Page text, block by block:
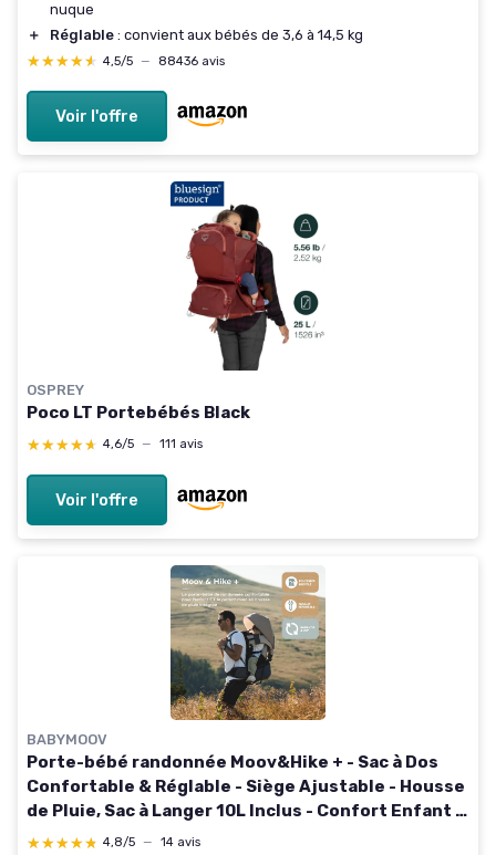
nuque
＋
Réglable : convient aux bébés de 3,6 à 14,5 kg
★★★★★
★★★★★ 4,5/5 — 88436 avis
Voir l'offre
OSPREY
Poco LT Portebébés Black
★★★★★
★★★★★ 4,6/5 — 111 avis
Voir l'offre
BABYMOOV
Porte-bébé randonnée Moov&Hike + - Sac à Dos
Confortable & Réglable - Siège Ajustable - Housse
de Pluie, Sac à Langer 10L Inclus - Confort Enfant &
Parent - Garanti à Vie Moov&Hike + Housse pluie
★★★★★
★★★★★ 4,8/5 — 14 avis